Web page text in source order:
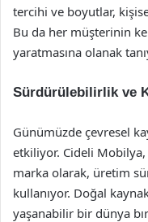
tercihi ve boyutlar,
Bu da her müşterinin
yaratmasına olanak
Sürdürülebilirlik ve
Günümüzde çevresel
etkiliyor. Cideli
marka olarak, üretim
kullanıyor. Doğal
yaşanabilir bir dünya